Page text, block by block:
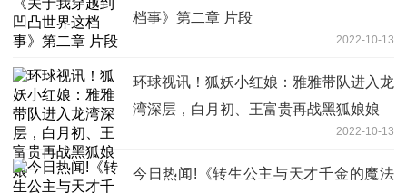
档事》第二章 片段
2022-10-13
环球视讯！狐妖小红娘：雅雅带队进入龙
湾深层，白月初、王富贵再战黑狐娘娘
2022-10-13
今日热闻!《转生公主与天才千金的魔法